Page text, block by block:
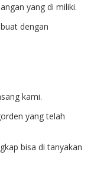
yang di miliki.
dengan
kami.
yang telah
bisa di tanyakan